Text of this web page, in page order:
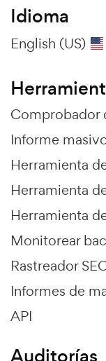
Idioma
English (US)
Comprobador
Informe
Herramienta
Herramienta
Herramienta
Monitorear
Rastreador
Informes de
API